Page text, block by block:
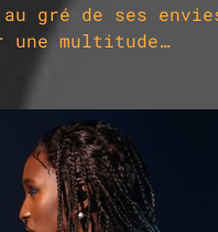
gré de ses
une multitude…